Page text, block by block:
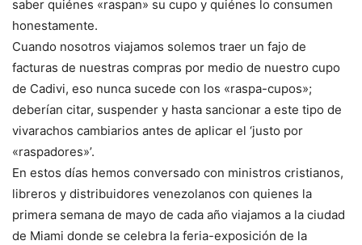
saber quiénes «raspan» su cupo y quiénes lo consumen
honestamente.
Cuando nosotros viajamos solemos traer un fajo de
facturas de nuestras compras por medio de nuestro cupo
de Cadivi, eso nunca sucede con los «raspa-cupos»;
deberían citar, suspender y hasta sancionar a este tipo de
vivarachos cambiarios antes de aplicar el ‘justo por
«raspadores»’.
En estos días hemos conversado con ministros cristianos,
libreros y distribuidores venezolanos con quienes la
primera semana de mayo de cada año viajamos a la ciudad
de Miami donde se celebra la feria-exposición de la